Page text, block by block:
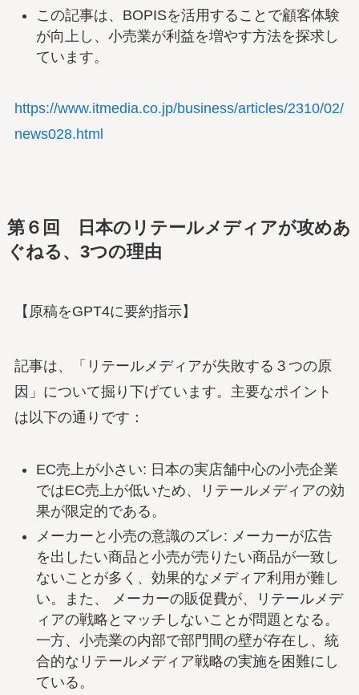
この記事は、BOPISを活用することで顧客体験
が向上し、小売業が利益を増やす方法を探求し
ています。
https://www.itmedia.co.jp/business/articles/2310/02/
news028.html
第６回
日本のリテールメディアが攻めあ
ぐねる、3つの理由
【原稿をGPT4に要約指示】
記事は、「リテールメディアが失敗する３つの原
因」について掘り下げています。主要なポイント
は以下の通りです：
EC売上が小さい: 日本の実店舗中心の小売企業
ではEC売上が低いため、リテールメディアの効
果が限定的である。
メーカーと小売の意識のズレ: メーカーが広告
を出したい商品と小売が売りたい商品が一致し
ないことが多く、効果的なメディア利用が難し
い。また、 メーカーの販促費が、リテールメデ
ィアの戦略とマッチしないことが問題となる。
一方、小売業の内部で部門間の壁が存在し、統
合的なリテールメディア戦略の実施を困難にし
ている。